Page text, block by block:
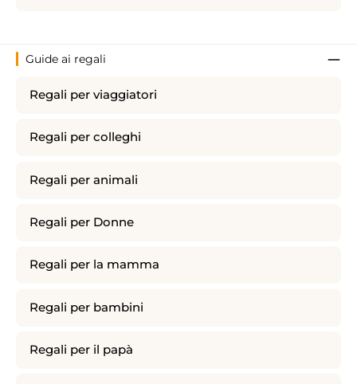
Guide ai regali
Regali per viaggiatori
Regali per colleghi
Regali per animali
Regali per Donne
Regali per la mamma
Regali per bambini
Regali per il papà